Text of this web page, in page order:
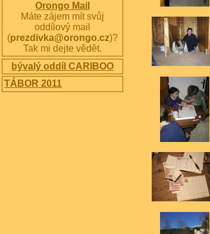
Orongo Mail
Máte zájem mít svůj
oddílový mail
(prezdivka@orongo.cz)?
Tak mi dejte vědět.
bývalý oddíl CARIBOO
TÁBOR 2011